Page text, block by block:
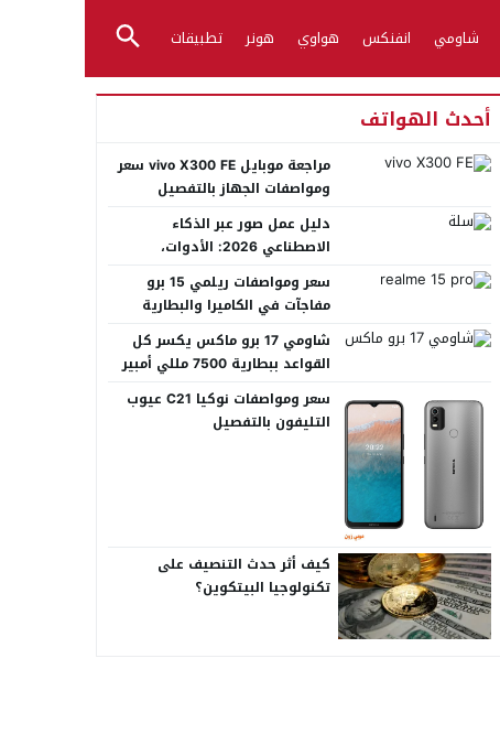
شاومي انفنكس هواوي هونر تطبيقات
أحدث الهواتف
مراجعة موبايل vivo X300 FE سعر
ومواصفات الجهاز بالتفصيل
دليل عمل صور عبر الذكاء
الاصطناعي 2026: الأدوات،
سعر ومواصفات ريلمي 15 برو
مفاجآت في الكاميرا والبطارية
شاومي 17 برو ماكس يكسر كل
القواعد ببطارية 7500 مللي أمبير
سعر ومواصفات نوكيا C21 عيوب
التليفون بالتفصيل
كيف أثر حدث التنصيف على
تكنولوجيا البيتكوين؟